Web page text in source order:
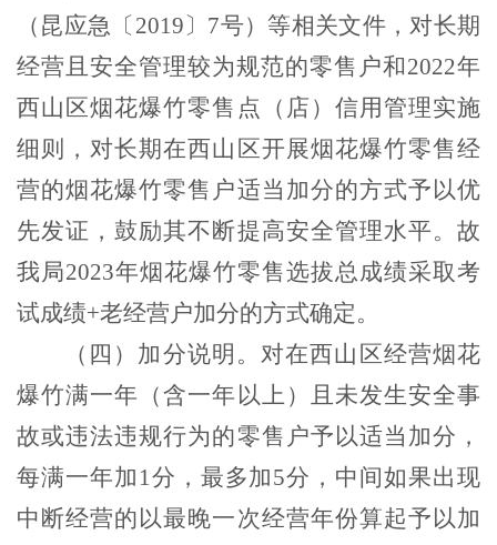
（昆应急〔 2019〕 7号）等相关文件，对长期
经营且安全管理较为规范的零售户和2022年
西山区烟花爆竹零售点（店）信用管理实施
细则，对长期在西山区开展烟花爆竹零售经
营的烟花爆竹零售户适当加分的方式予以优
先发证，鼓励其不断提高安全管理水平。故
我局2023年烟花爆竹零售选拔总成绩采取考
试成绩+老经营户加分的方式确定。
（四） 加分说明 。 对在西山区经营烟花
爆竹满一年（含一年以上）且未发生安全事
故或违法违规行为的零售户予以适当加分，
每满一年加 1分，最多加5分，中间如果出现
中断经营的以最晚一次经营年份算起予以加